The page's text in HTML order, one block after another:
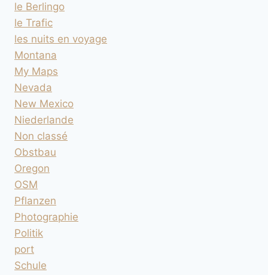
le Berlingo
le Trafic
les nuits en voyage
Montana
My Maps
Nevada
New Mexico
Niederlande
Non classé
Obstbau
Oregon
OSM
Pflanzen
Photographie
Politik
port
Schule